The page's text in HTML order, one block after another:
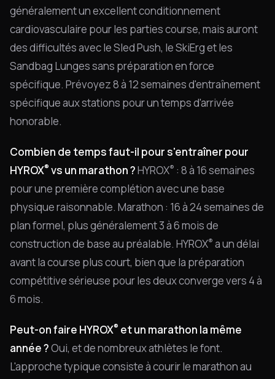
généralement un excellent conditionnement
cardiovasculaire pour les parties course, mais auront
des difficultés avec le Sled Push, le SkiErg et les
Sandbag Lunges sans préparation en force
spécifique. Prévoyez 8 à 12 semaines d'entraînement
spécifique aux stations pour un temps d'arrivée
honorable.
Combien de temps faut-il pour s'entraîner pour
HYROX® vs un marathon ?HYROX® : 8 à 16 semaines
pour une première complétion avec une base
physique raisonnable. Marathon : 16 à 24 semaines de
plan formel, plus généralement 3 à 6 mois de
construction de base au préalable. HYROX® a un délai
avant la course plus court, bien que la préparation
compétitive sérieuse pour les deux converge vers 4 à
6 mois.
Peut-on faire HYROX® et un marathon la même
année ?Oui, et de nombreux athlètes le font.
L'approche typique consiste à courir le marathon au